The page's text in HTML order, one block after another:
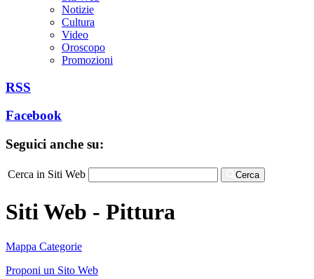
Notizie
Cultura
Video
Oroscopo
Promozioni
RSS
Facebook
Seguici anche su:
Cerca in Siti Web Cerca
Siti Web - Pittura
Mappa Categorie
Proponi un Sito Web